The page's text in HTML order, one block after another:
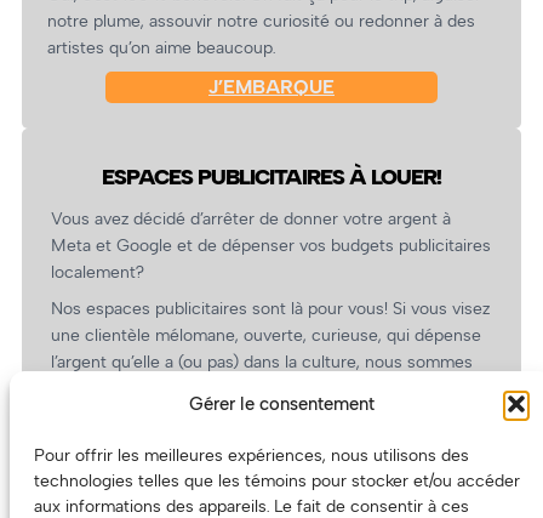
Gérer le consentement
Pour offrir les meilleures expériences, nous utilisons des
technologies telles que les témoins pour stocker et/ou accéder
aux informations des appareils. Le fait de consentir à ces
notre plume, assouvir notre curiosité ou redonner à des
artistes qu’on aime beaucoup.
J’EMBARQUE
ESPACES PUBLICITAIRES À LOUER!
Vous avez décidé d’arrêter de donner votre argent à
Meta et Google et de dépenser vos budgets publicitaires
localement?
Nos espaces publicitaires sont là pour vous! Si vous visez
une clientèle mélomane, ouverte, curieuse, qui dépense
l’argent qu’elle a (ou pas) dans la culture, nous sommes
revient.
(Oui, on va avoir des tarifs spéciaux pour vous, les